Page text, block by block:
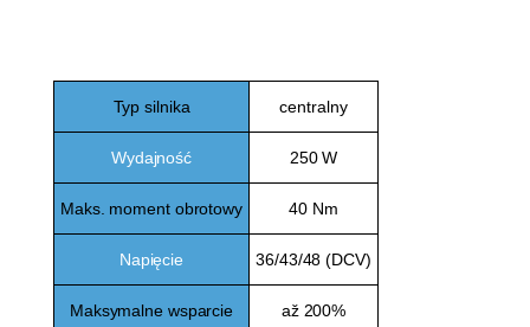
Typ silnika centralny
Wydajność 250 W
Maks. moment obrotowy 40 Nm
Napięcie 36/43/48 (DCV)
Maksymalne wsparcie až 200%